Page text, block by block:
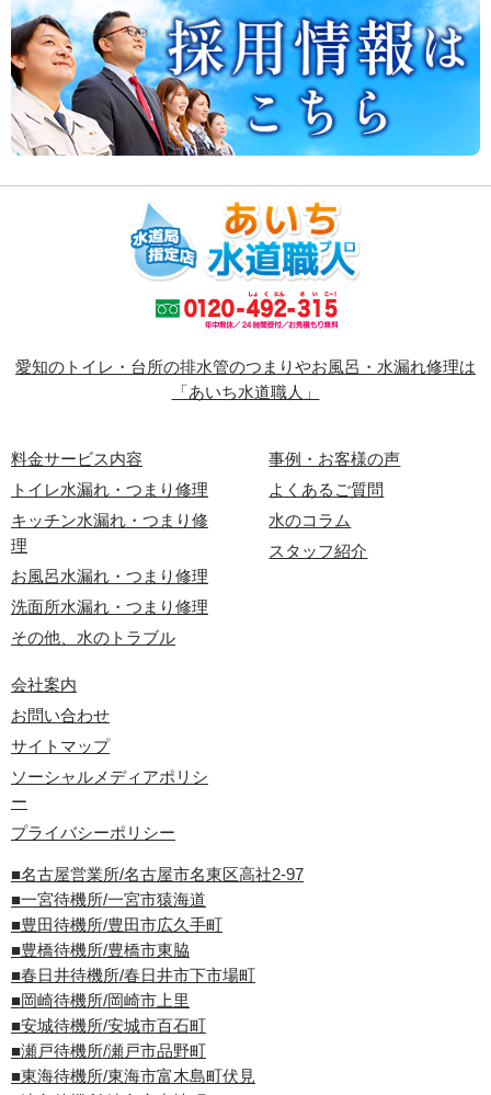
愛知のトイレ・台所の排水管のつまりやお風呂・水漏れ修理は
「あいち水道職人」
料金サービス内容
トイレ水漏れ・つまり修理
キッチン水漏れ・つまり修
理
お風呂水漏れ・つまり修理
洗面所水漏れ・つまり修理
その他、水のトラブル
事例・お客様の声
よくあるご質問
水のコラム
スタッフ紹介
会社案内
お問い合わせ
サイトマップ
ソーシャルメディアポリシ
ー
プライバシーポリシー
■名古屋営業所/名古屋市名東区高社2-97
■一宮待機所/一宮市猿海道
■豊田待機所/豊田市広久手町
■豊橋待機所/豊橋市東脇
■春日井待機所/春日井市下市場町
■岡崎待機所/岡崎市上里
■安城待機所/安城市百石町
■瀬戸待機所/瀬戸市品野町
■東海待機所/東海市富木島町伏見